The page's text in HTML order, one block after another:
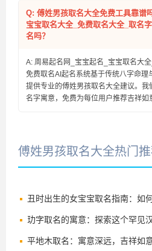
Q: 傅姓男孩取名大全免费工具靠谱
宝宝取名大全_免费取名大全_取名
名吗？
A: 周易起名网_宝宝起名_宝宝取名大
免费取名AI起名系统基于传统八字命理
提供专业的傅姓男孩取名大全建议。
名字寓意，免费为每位用户推荐吉祥如
傅姓男孩取名大全热门
丑时出生的女宝宝取名指南：如
祥好名
玏字取名的寓意：探索这个罕见
平地木取名：寓意深远，吉祥如